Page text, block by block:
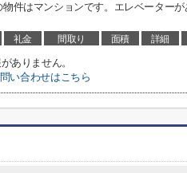
件はマンションです。エレベーター
礼金 間取り 面積 詳細
ありません。
い合わせはこちら